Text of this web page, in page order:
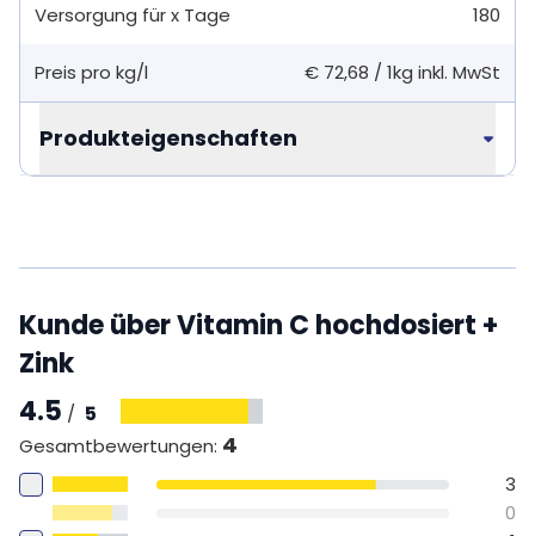
Versorgung für x Tage 180
Preis pro kg/l € 72,68 / 1kg inkl. MwSt
Produkteigenschaften
Kunde über Vitamin C hochdosiert +
Zink
4.5 / 5
Gesamtbewertungen: 4
3
0